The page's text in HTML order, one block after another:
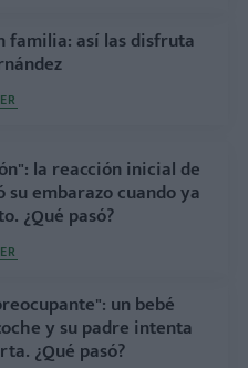
familia: así las disfruta
la reacción inicial de
embarazo cuando ya
¿Qué pasó?
un bebé
y su padre intenta
¿Qué pasó?